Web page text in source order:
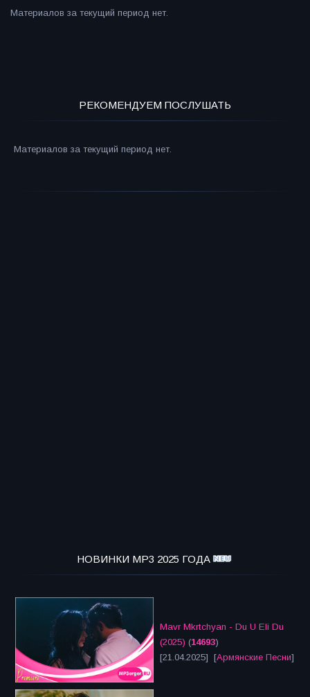
Материалов за текущий период нет.
РЕКОМЕНДУЕМ ПОСЛУШАТЬ
Материалов за текущий период нет.
НОВИНКИ MP3 2025 ГОДА
Mavr Mkrtchyan - Du U Eli Du
(2025) (14693)
[21.04.2025] [Армянские Песни]